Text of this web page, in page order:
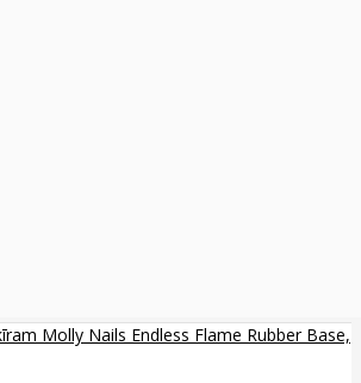
Molly Nails Endless Flame Rubber Base,